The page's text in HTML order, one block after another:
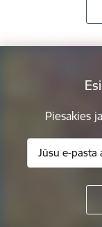
Piesakies